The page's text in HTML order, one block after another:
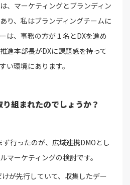
、マーケティングとブランディン
り、私はブランディングチームに
は、事務の方が１名とDXを進め
進本部長がDXに課題感を持って
い環境にあります。
り組まれたのでしょうか？
行ったのが、広域連携DMOとし
マーケティングの検討です。
が先行していて、収集したデー